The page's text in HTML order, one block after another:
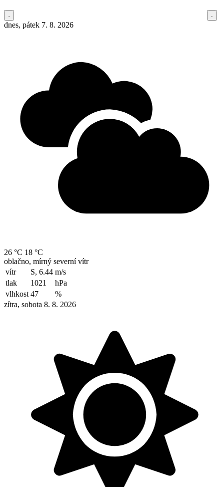
dnes, pátek 7. 8. 2026
26 °C 18 °C
oblačno, mírný severní vítr
vítr
S, 6.44 m/s
tlak
1021
hPa
vlhkost 47
%
zítra, sobota 8. 8. 2026